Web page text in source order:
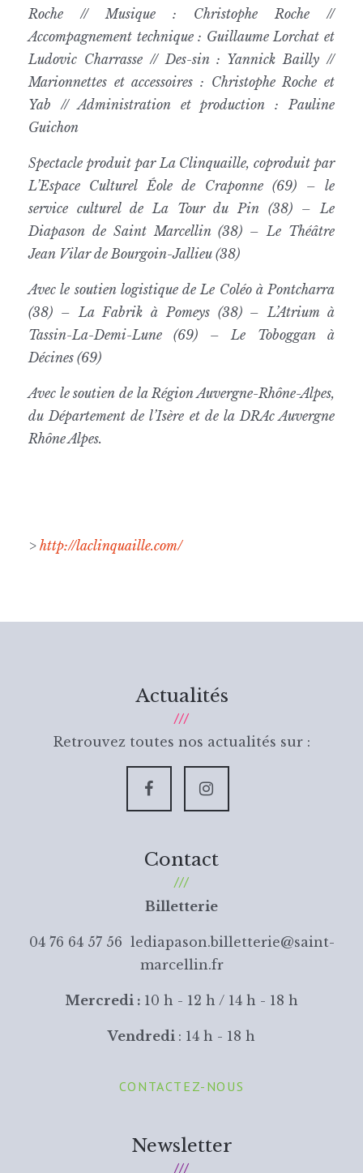
Roche // Musique : Christophe Roche //
Accompagnement technique : Guillaume Lorchat et
Ludovic Charrasse // Des-sin : Yannick Bailly //
Marionnettes et accessoires : Christophe Roche et
Yab // Administration et production : Pauline
Guichon
Spectacle produit par La Clinquaille, coproduit par
L’Espace Culturel Éole de Craponne (69) – le
service culturel de La Tour du Pin (38) – Le
Diapason de Saint Marcellin (38) – Le Théâtre
Jean Vilar de Bourgoin-Jallieu (38)
Avec le soutien logistique de Le Coléo à Pontcharra
(38) – La Fabrik à Pomeys (38) – L’Atrium à
Tassin-La-Demi-Lune (69) – Le Toboggan à
Décines (69)
Avec le soutien de la Région Auvergne-Rhône-Alpes,
du Département de l’Isère et de la DRAc Auvergne
Rhône Alpes.
> http://laclinquaille.com/
Actualités
Retrouvez toutes nos actualités sur :
Contact
Billetterie
04 76 64 57 56 lediapason.billetterie@saint-
marcellin.fr
Mercredi : 10 h - 12 h / 14 h - 18 h
Vendredi : 14 h - 18 h
CONTACTEZ-NOUS
Newsletter